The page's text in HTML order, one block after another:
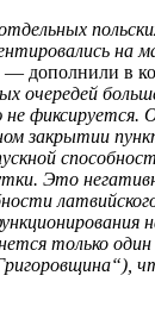
на
— дополнили в
очередей
фиксируется.
закрытии
Это
только